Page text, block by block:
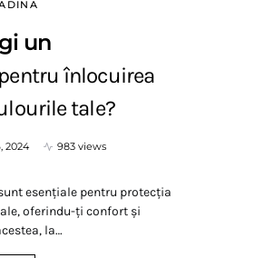
un
înlocuirea
tale?
2024
983 views
esențiale pentru protecția
oferindu-ți confort și
la…